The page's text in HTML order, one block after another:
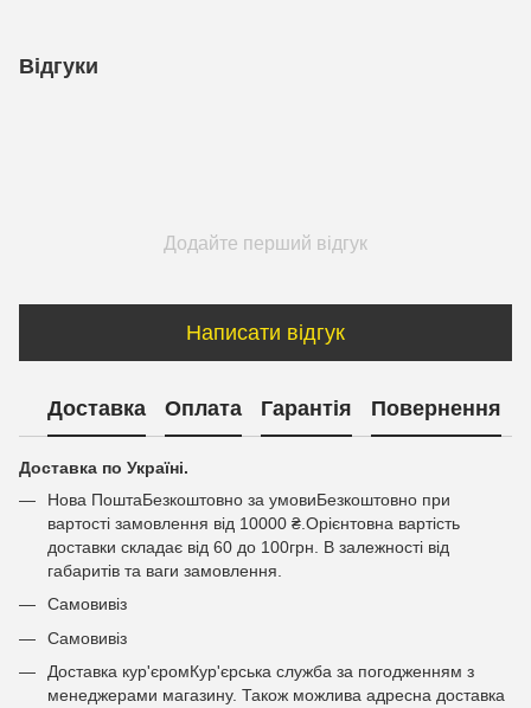
Відгуки
Додайте перший відгук
Написати відгук
Доставка Оплата Гарантія Повернення
Доставка по Україні.
Нова ПоштаБезкоштовно за умовиБезкоштовно при
вартості замовлення від 10000 ₴.Орієнтовна вартість
доставки складає від 60 до 100грн. В залежності від
габаритів та ваги замовлення.
Самовивіз
Самовивіз
Доставка кур'єромКур'єрська служба за погодженням з
менеджерами магазину. Також можлива адресна доставка